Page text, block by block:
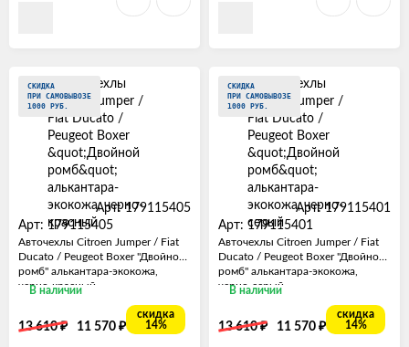
СКИДКА
ПРИ САМОВЫВОЗЕ
1000 РУБ.
Арт: 179115405
Арт: 179115405
Авточехлы Citroen Jumper / Fiat
Ducato / Peugeot Boxer "Двойной
ромб" алькантара-экокожа,
черно-красный
В наличии
13 610₽ 11 570 ₽
скидка
14%
СКИДКА
ПРИ САМОВЫВОЗЕ
1000 РУБ.
Арт: 179115401
Арт: 179115401
Авточехлы Citroen Jumper / Fiat
Ducato / Peugeot Boxer "Двойной
ромб" алькантара-экокожа,
черно-серый
В наличии
13 610₽ 11 570 ₽
скидка
14%